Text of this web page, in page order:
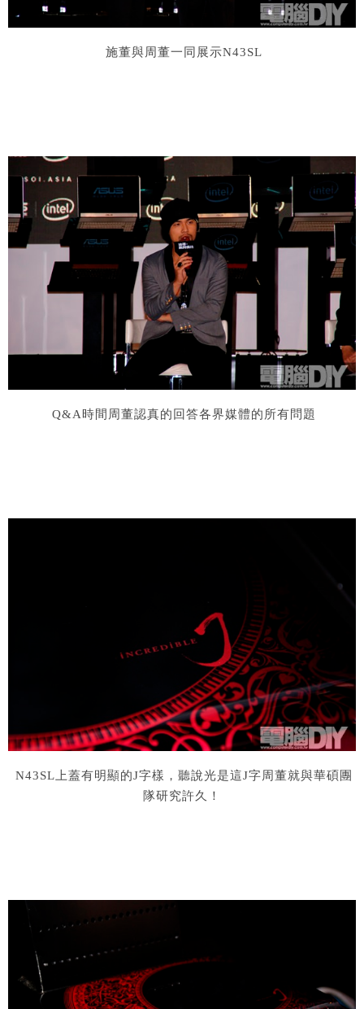
施董與周董一同展示N43SL
Q&A 時間周董認真的回答各界媒體的所有問題
N43SL 上蓋有明顯的J字樣，聽說光是這J字周董就與華碩團
隊研究許久！